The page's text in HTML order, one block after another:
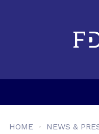
HOME NEWS &